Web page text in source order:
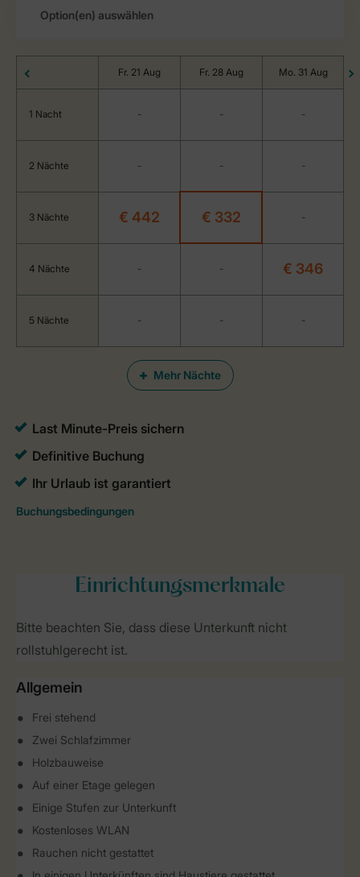
Mehr Nächte
Fr. 21 Aug Fr. 28 Aug Mo. 31 Aug
1 Nacht - - -
2 Nächte - - -
3 Nächte € 442 € 332 -
4 Nächte - - € 346
5 Nächte - - -
Einrichtungsmerkmale
Bitte beachten Sie, dass diese Unterkunft nicht
rollstuhlgerecht ist.
Allgemein
Frei stehend
Zwei Schlafzimmer
Holzbauweise
Auf einer Etage gelegen
Einige Stufen zur Unterkunft
Kostenloses WLAN
Rauchen nicht gestattet